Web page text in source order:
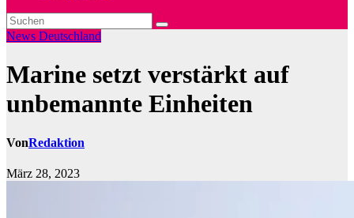
News Deutschland
Marine setzt verstärkt auf
unbemannte Einheiten
VonRedaktion
März 28, 2023